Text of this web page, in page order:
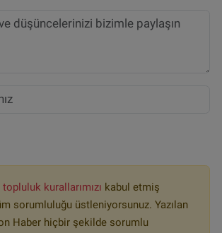
topluluk kurallarımızı kabul etmiş
sorumluluğu üstleniyorsunuz. Yazılan
Haber hiçbir şekilde sorumlu